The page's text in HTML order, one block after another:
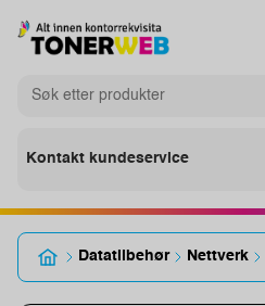
Kontakt kundeservice
Datatilbehør Nettverk